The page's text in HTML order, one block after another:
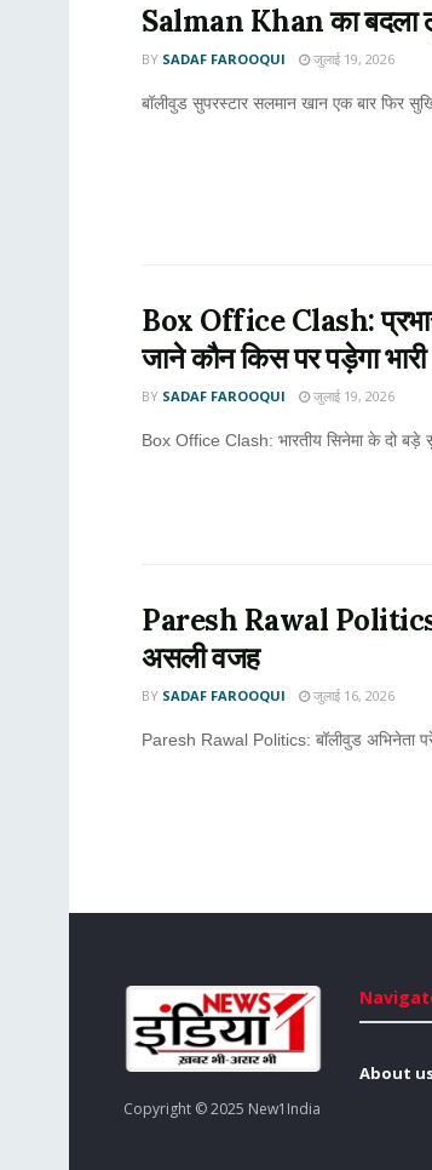
Salman Khan का बदला
BY SADAF FAROOQUI जुलाई 19, 2026
बॉलीवुड सुपरस्टार सलमान खान एक बार फिर
Box Office Clash:
जाने कौन किस पर पड़ेगा भारी
BY SADAF FAROOQUI जुलाई 19, 2026
Box Office Clash: भारतीय सिनेमा के दो बड़े
Paresh Rawal Politics:
असली वजह
BY SADAF FAROOQUI जुलाई 16, 2026
Paresh Rawal Politics: बॉलीवुड अभिनेता
Copyright © 2025 New1India
About